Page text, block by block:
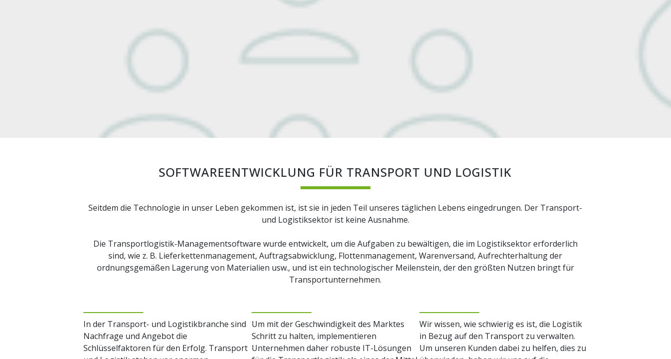
SOFTWAREENTWICKLUNG FÜR TRANSPORT UND LOGISTIK
Seitdem die Technologie in unser Leben gekommen ist, ist sie in jeden Teil unseres täglichen Lebens eingedrungen. Der Transport-
und Logistiksektor ist keine Ausnahme.
Die Transportlogistik-Managementsoftware wurde entwickelt, um die Aufgaben zu bewältigen, die im Logistiksektor erforderlich
sind, wie z. B. Lieferkettenmanagement, Auftragsabwicklung, Flottenmanagement, Warenversand, Aufrechterhaltung der
ordnungsgemäßen Lagerung von Materialien usw., und ist ein technologischer Meilenstein, der den größten Nutzen bringt für
Transportunternehmen.
In der Transport- und Logistikbranche sind
Nachfrage und Angebot die
Schlüsselfaktoren für den Erfolg. Transport
Um mit der Geschwindigkeit des Marktes
Schritt zu halten, implementieren
Unternehmen daher robuste IT-Lösungen
Wir wissen, wie schwierig es ist, die Logistik
in Bezug auf den Transport zu verwalten.
Um unseren Kunden dabei zu helfen, dies zu